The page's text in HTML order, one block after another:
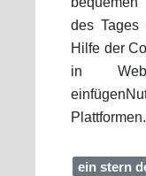
des
Hilfe der
in
Plattformen.
ein stern